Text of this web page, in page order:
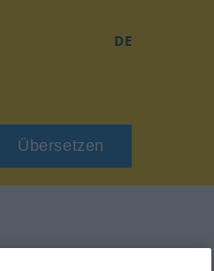
DE
Übersetzen